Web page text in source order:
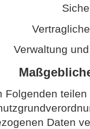
Verwaltung
Folgenden
Daten